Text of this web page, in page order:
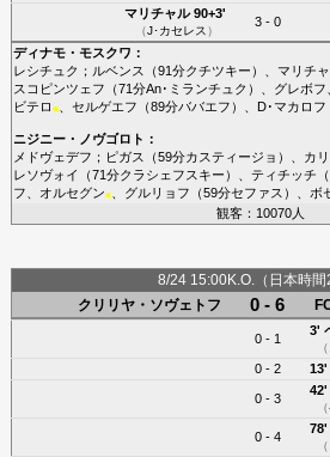
マリチャル90+3'
（J･カセレス ）
3 - 0
ディナモ・モスクワ ：
レシチュク ； ルベンス （91分クチツキー ）、 マリチ
スコピンツェフ （71分An･ミランチュク ）、 グレボフ
ビテロ ■、 セルゲエフ （89分ババエフ ）、 D･マカロフ
ニジニー・ノヴゴロト ：
メドヴェデフ ； ピガス （59分カスティージョ ）、 カ
レソヴォイ
（71分クラシェフスキー ）、 ティチッチ
フ
オルセグン■、 グルリョフ （59分セファス ）、 ボ
観客：10070人
8/24 15:00K.O.（日本時間
クリリヤ・ソヴェトフ
0 - 6
0 - 1
3'
（
0 - 2 13'
0 - 3
42'
（
0 - 4
78'
（